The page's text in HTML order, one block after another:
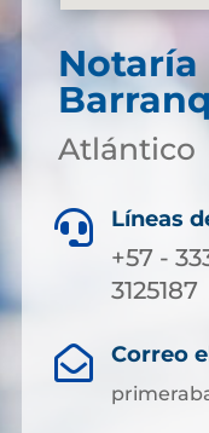
Notaría
Atlántico
 Líneas
+57 -
3125187
 Correo